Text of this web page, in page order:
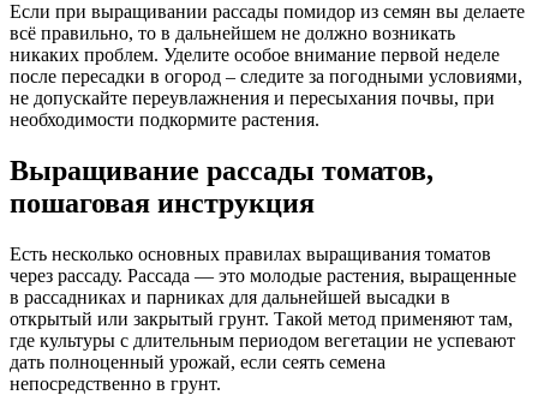
Если при выращивании рассады помидор из семян вы делаете
всё правильно, то в дальнейшем не должно возникать
никаких проблем. Уделите особое внимание первой неделе
после пересадки в огород – следите за погодными условиями,
не допускайте переувлажнения и пересыхания почвы, при
необходимости подкормите растения.
Выращивание рассады томатов,
пошаговая инструкция
Есть несколько основных правилах выращивания томатов
через рассаду. Рассада — это молодые растения, выращенные
в рассадниках и парниках для дальнейшей высадки в
открытый или закрытый грунт. Такой метод применяют там,
где культуры с длительным периодом вегетации не успевают
дать полноценный урожай, если сеять семена
непосредственно в грунт.